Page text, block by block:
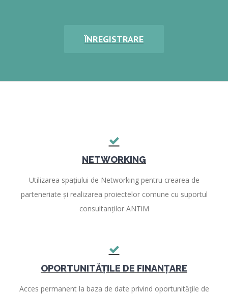
ÎNREGISTRARE
NETWORKING
Utilizarea spațiului de Networking pentru crearea de
parteneriate și realizarea proiectelor comune cu suportul
consultanților ANTiM
OPORTUNITĂȚILE DE FINANȚARE
Acces permanent la baza de date privind oportunitățile de